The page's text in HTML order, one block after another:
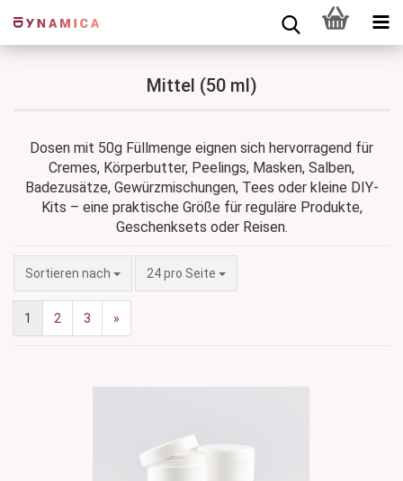
Mittel (50 ml)
Dosen mit 50g Füllmenge eignen sich hervorragend für
Cremes, Körperbutter, Peelings, Masken, Salben,
Badezusätze, Gewürzmischungen, Tees oder kleine DIY-
Kits – eine praktische Größe für reguläre Produkte,
Geschenksets oder Reisen.
Sortieren nach
Sortieren nach 24 pro Seite
pro Seite
1 2 3 »